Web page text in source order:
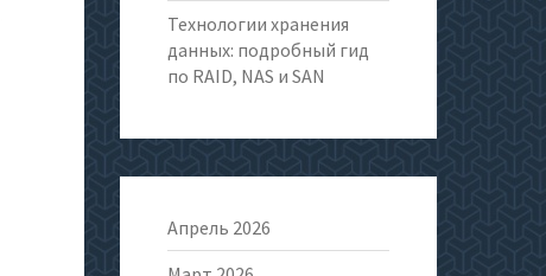
Технологии хранения
данных: подробный гид
по RAID, NAS и SAN
Апрель 2026